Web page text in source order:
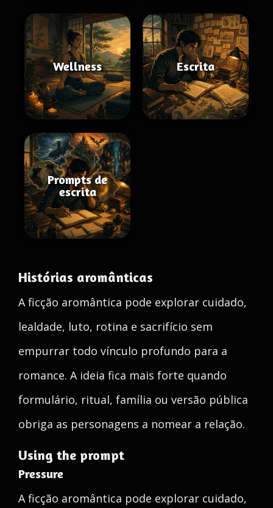
Wellness Escrita
Prompts de
escrita
Histórias aromânticas
A ficção aromântica pode explorar cuidado,
lealdade, luto, rotina e sacrifício sem
empurrar todo vínculo profundo para a
romance. A ideia fica mais forte quando
formulário, ritual, família ou versão pública
obriga as personagens a nomear a relação.
Using the prompt
Pressure
A ficção aromântica pode explorar cuidado,